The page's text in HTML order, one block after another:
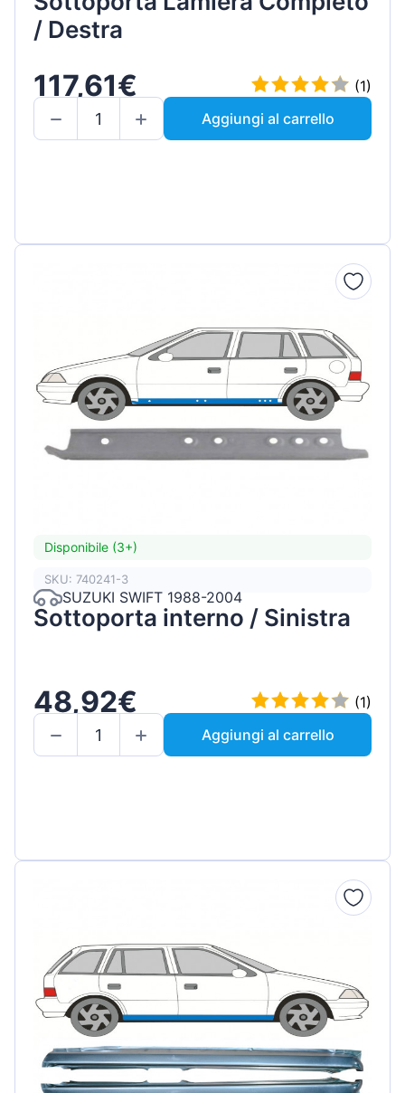
/ Destra
117,61€
(1)
Aggiungi al carrello
Disponibile (3+)
SKU: 740241-3
SUZUKI SWIFT 1988-2004
Sottoporta interno / Sinistra
48,92€
(1)
Aggiungi al carrello